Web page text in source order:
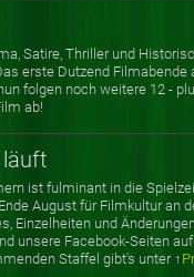
Satire, Thriller und
erste Dutzend Filmabende
folgen noch weitere 12 -
ab!
läuft
ist fulminant in die
August für Filmkultur an
Einzelheiten und
unsere Facebook-Seiten
Staffel gibt's unter ↑